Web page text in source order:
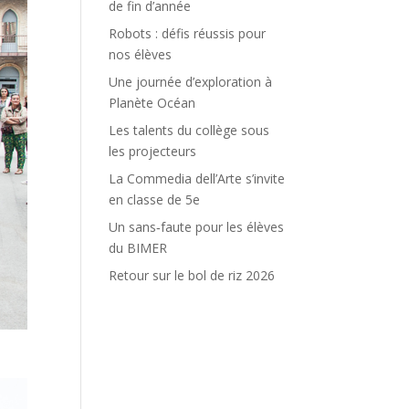
de fin d’année
Robots : défis réussis pour
nos élèves
Une journée d’exploration à
Planète Océan
Les talents du collège sous
les projecteurs
La Commedia dell’Arte s’invite
en classe de 5e
Un sans‑faute pour les élèves
du BIMER
Retour sur le bol de riz 2026